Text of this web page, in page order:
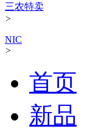
三农特卖
>
NIC
>
首页
新品